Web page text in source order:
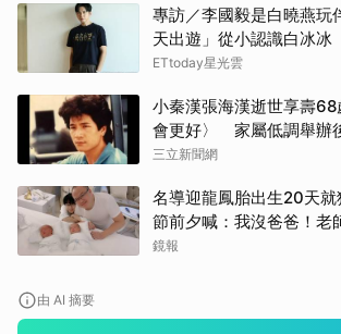
專訪／李國毅是白曉燕玩
天出遊」從小認識白冰冰
ETtoday星光雲
小秦漢張海漢逝世享壽
會更好〉 家屬低調舉辦
三立新聞網
名導迎龍鳳胎出生20天
節前夕喊：我沒爸爸！老
遺孀
鏡報
由 AI 摘要